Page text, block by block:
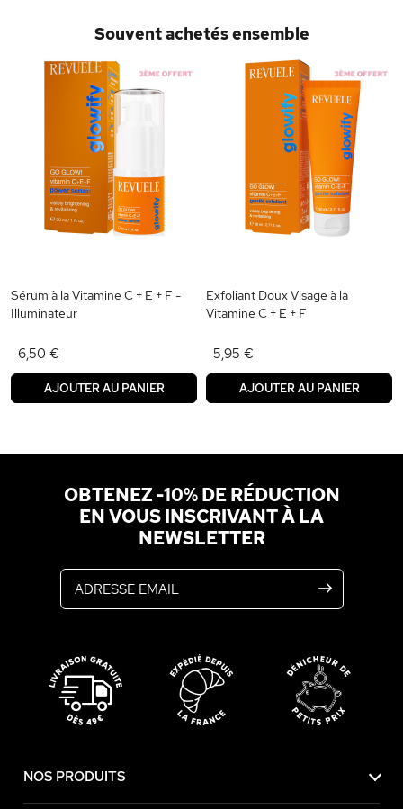
Souvent achetés ensemble
Sérum à la Vitamine C + E + F -
Illuminateur
6,50 €
AJOUTER AU PANIER
Exfoliant Doux Visage à la
Vitamine C + E + F
5,95 €
AJOUTER AU PANIER
OBTENEZ -10% DE RÉDUCTION
EN VOUS INSCRIVANT À LA
NEWSLETTER
NOS PRODUITS